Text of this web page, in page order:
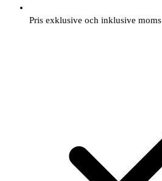
Pris exklusive och inklusive moms